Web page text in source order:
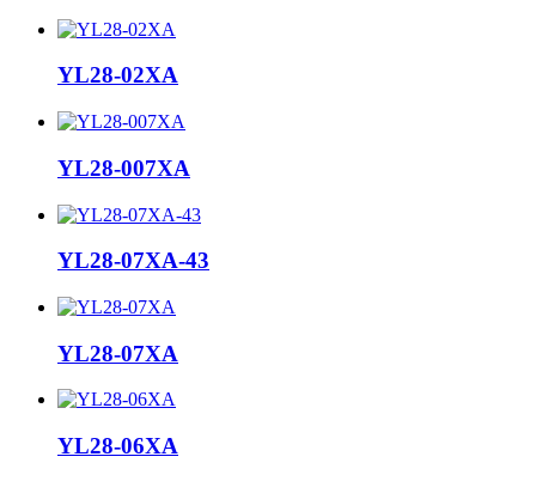
YL28-02XA
YL28-007XA
YL28-07XA-43
YL28-07XA
YL28-06XA